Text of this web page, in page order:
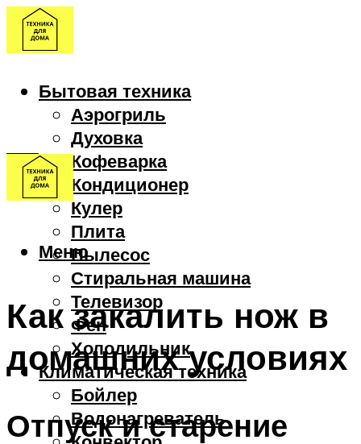
Бытовая техника
Аэрогриль
Духовка
Кофеварка
Кондиционер
Кулер
Плита
Пылесос
Стиральная машина
Телевизор
Фен
Холодильник
Климатическая техника
Бойлер
Водонагреватель
Меню
Как закалить нож в
домашних условиях
Отпуск и старение